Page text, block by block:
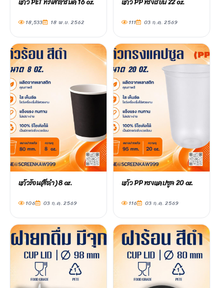
18,533 18 พ.ย. 2562 111 03 ก.ค. 2569
แก้วร้อน(สีดำ) 8 oz.
106 03 ก.ค. 2569
แก้ว PP ทรงแคปซูล 20 oz.
116 03 ก.ค. 2569